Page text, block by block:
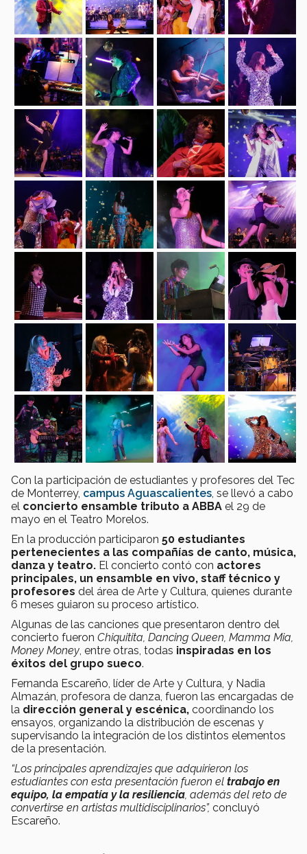
Con la participación de estudiantes y profesores del Tec
de Monterrey, campus Aguascalientes , se llevó a cabo
el concierto ensamble tributo a ABBA el 29 de
mayo en el Teatro Morelos.
En la producción participaron 50 estudiantes
pertenecientes a las compañías de canto, música,
danza y teatro. El concierto contó con actores
principales, un ensamble en vivo, staff técnico y
profesores del área de Arte y Cultura, quienes durante
6 meses guiaron su proceso artístico.
Algunas de las canciones que presentaron dentro del
concierto fueron Chiquitita, Dancing Queen, Mamma Mia,
Money Money , entre otras, todas inspiradas en los
éxitos del grupo sueco.
Fernanda Escareño, líder de Arte y Cultura, y Nadia
Almazán, profesora de danza, fueron las encargadas de
la dirección general y escénica, coordinando los
ensayos, organizando la distribución de escenas y
supervisando la integración de los distintos elementos
de la presentación.
“Los principales aprendizajes que adquirieron los
estudiantes con esta presentación fueron el trabajo en
equipo, la empatía y la resiliencia , además del reto de
convertirse en artistas multidisciplinarios”, concluyó
Escareño.